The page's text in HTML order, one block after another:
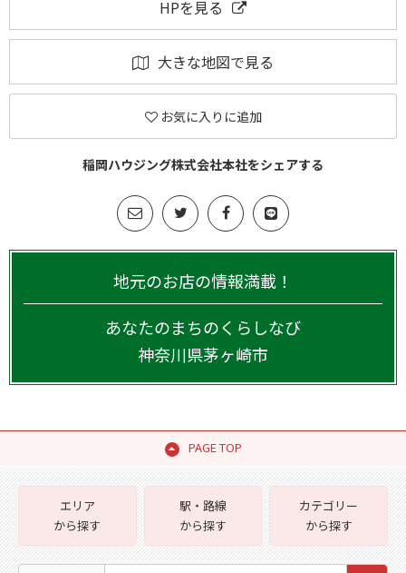
HPを見る
大きな地図で見る
お気に入りに追加
稲岡ハウジング株式会社本社をシェアする
地元のお店の情報満載！
あなたのまちのくらしなび
神奈川県茅ヶ崎市
PAGE TOP
エリア
から探す
駅・路線
から探す
カテゴリー
から探す